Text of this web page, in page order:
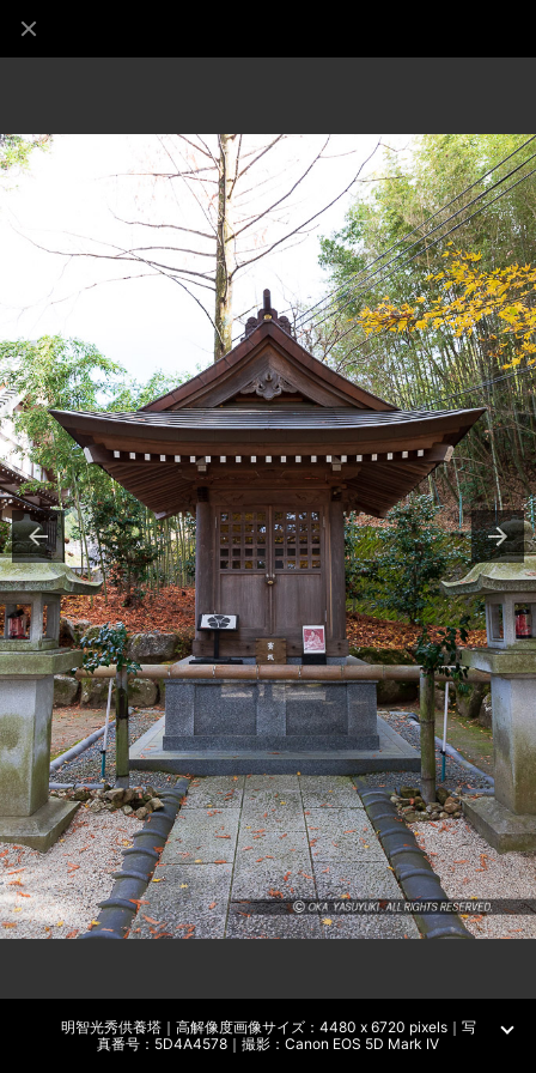
明智光秀供養塔｜高解像度画像サイズ：4480 x 6720 pixels｜写
真番号：5D4A4578｜撮影：Canon EOS 5D Mark IV